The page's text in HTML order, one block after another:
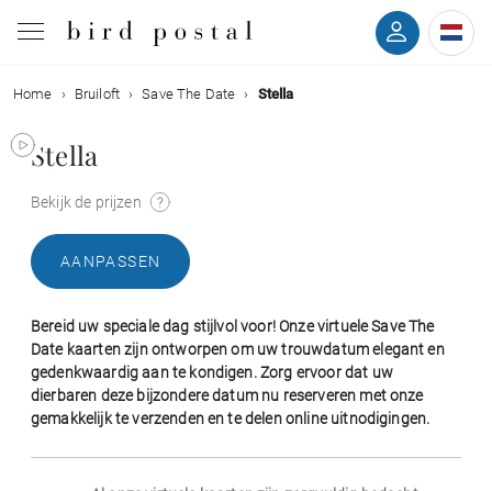
Bruiloft
Geboorte
Communie
Rouw
Verjaardag
Home Bruiloft Save The Date Stella
Stella
Bekijk de prijzen
AANPASSEN
Bereid uw speciale dag stijlvol voor! Onze virtuele Save The
Date kaarten zijn ontworpen om uw trouwdatum elegant en
gedenkwaardig aan te kondigen. Zorg ervoor dat uw
dierbaren deze bijzondere datum nu reserveren met onze
gemakkelijk te verzenden en te delen online uitnodigingen.